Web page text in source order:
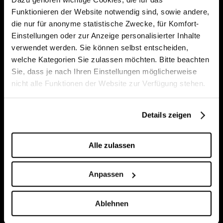
Funktionieren der Website notwendig sind, sowie andere,
die nur für anonyme statistische Zwecke, für Komfort-
Einstellungen oder zur Anzeige personalisierter Inhalte
verwendet werden. Sie können selbst entscheiden,
welche Kategorien Sie zulassen möchten. Bitte beachten
Sie, dass je nach Ihren Einstellungen möglicherweise
nicht alle Funktionen der Website zur Verfügung stehen.
Details zeigen
Alle zulassen
Anpassen
Ablehnen
Monatsspielplan (Leporello)
Saisonbroschüren 2026/27
Kulturkuvert
Presse
AGB
Datenschutzerklärung
Bleiben Sie immer auf dem
Laufenden und sichern Sie sich
jeden Monat die Chance auf 50 %
Rabatt auf zwei Tickets für eine
ausgewählte Vorstellung. Das
jeweils in unserem Highlight-
Hier anmelden